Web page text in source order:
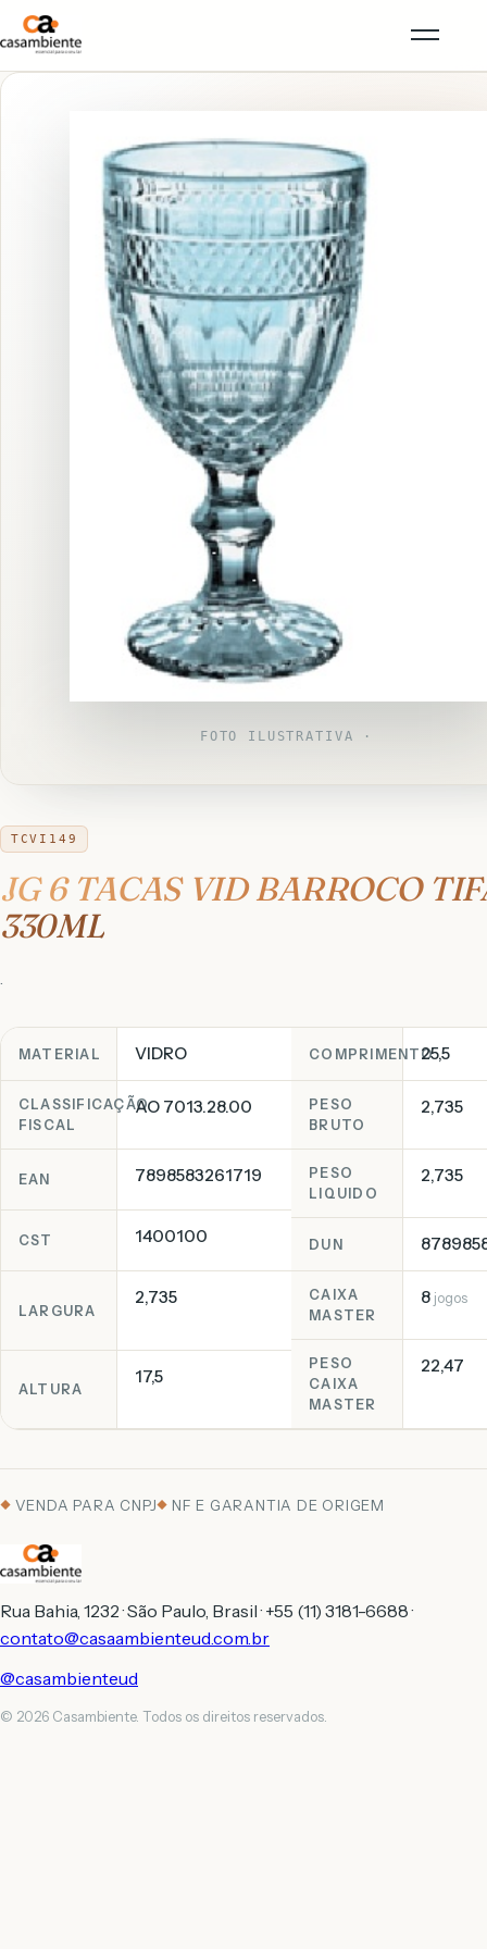
FOTO ILUSTRATIVA ·
TCVI149
JG 6 TACAS VID BARROCO
330ML
.
MATERIAL VIDRO
CLASSIFICAÇÃO
FISCAL
AO 7013.28.00
COMPRIMENTO25,5
PESO
BRUTO
2,735
EAN 7898583261719
CST 1400100
PESO
LIQUIDO
2,735
DUN
LARGURA
2,735
ALTURA
17,5
CAIXA
MASTER
8 jogos
PESO
CAIXA
MASTER
22,47
VENDA PARA CNPJ NF E GARANTIA DE ORIGEM
Rua Bahia, 1232 · São Paulo, Brasil · +55 (11) 3181-6688 ·
contato@casaambienteud.com.br
@casambienteud
© 2026 Casambiente. Todos os direitos reservados.